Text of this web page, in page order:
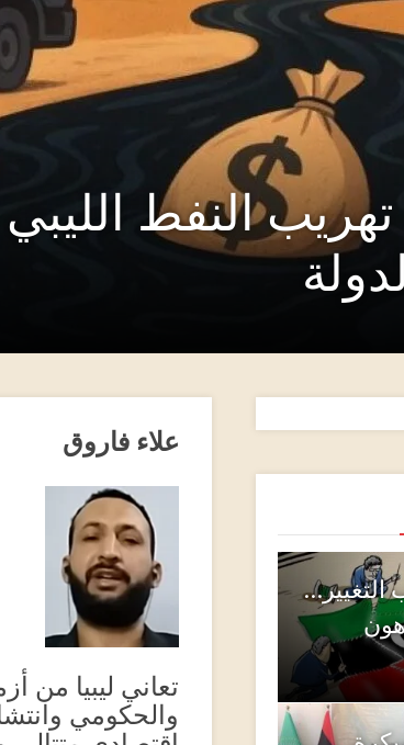
النفط
علاء فاروق
تعاني ليبيا من
والحكومي
التغيير…